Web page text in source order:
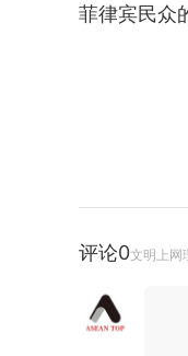
菲律宾民众
评论0文明上网